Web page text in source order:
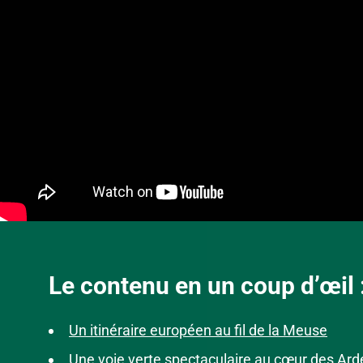
Le contenu en un coup d’œil
Un itinéraire européen au fil de la Meuse
Une voie verte spectaculaire au cœur des